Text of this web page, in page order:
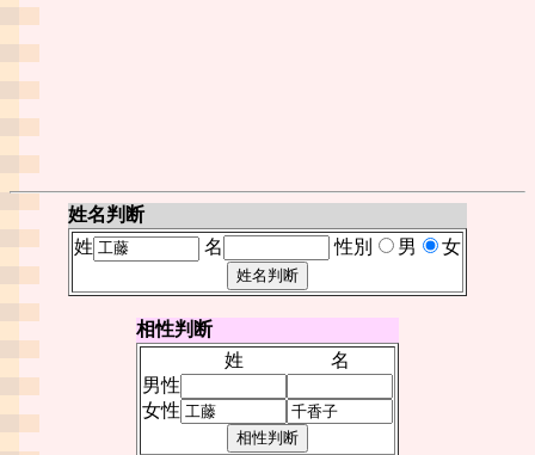
姓名判断
姓
名 性別 男 女
相性判断
姓
名
男性
女性